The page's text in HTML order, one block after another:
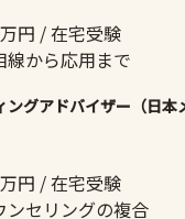
円 / 在宅受験
線から応用まで
ングアドバイザー（日本
円 / 在宅受験
ンセリングの複合